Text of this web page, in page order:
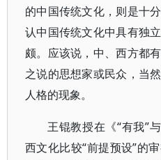
的中国传统文化，则是十
认中国传统文化中具有独
颇。应该说，中、西方都
之说的思想家或民众，当
人格的现象。
王锟教授在《“有我”
西文化比较“前提预设”的